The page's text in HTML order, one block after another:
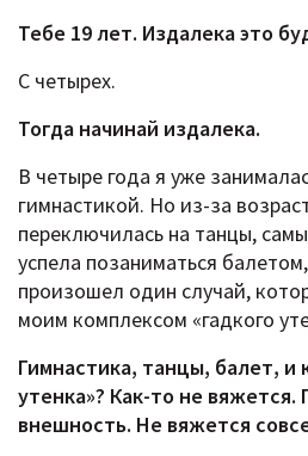
Тебе 19 лет. Издалека это
С четырех.
Тогда начинай издалека.
В четыре года я уже
гимнастикой. Но из-за
переключилась на танцы,
успела позаниматься
произошел один случай,
моим комплексом «гадкого
Гимнастика, танцы, балет, и
утенка»? Как-то не вяжется.
внешность. Не вяжется